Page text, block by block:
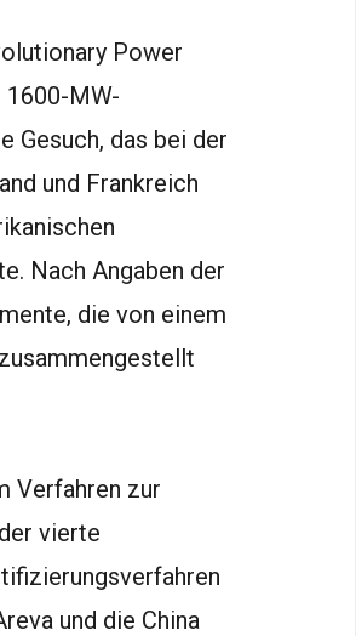
Power
MW-
Gesuch, das bei der
und Frankreich
Nach Angaben der
die von einem
Verfahren zur
vierte
und die China